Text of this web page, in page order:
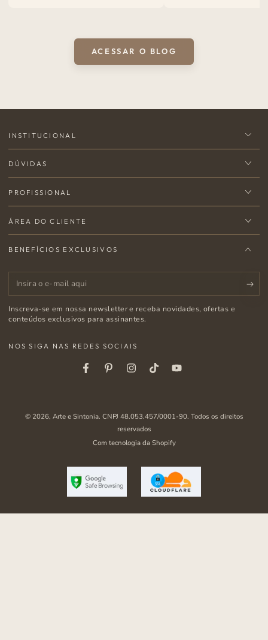
ACESSAR O BLOG
INSTITUCIONAL
DÚVIDAS
PROFISSIONAL
ÁREA DO CLIENTE
BENEFÍCIOS EXCLUSIVOS
Insira
o
e-
Inscreva-se em nossa newsletter e receba novidades, ofertas e
conteúdos exclusivos para assinantes.
NOS SIGA NAS REDES SOCIAIS
FacebookPinterestInstagramTiktokYoutube
© 2026, Arte e Sintonia. CNPJ 48.053.457/0001-90. Todos os direitos
reservados
Com tecnologia da Shopify